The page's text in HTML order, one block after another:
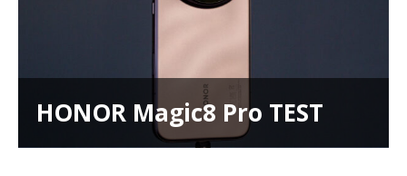
HONOR Magic8 Pro TEST